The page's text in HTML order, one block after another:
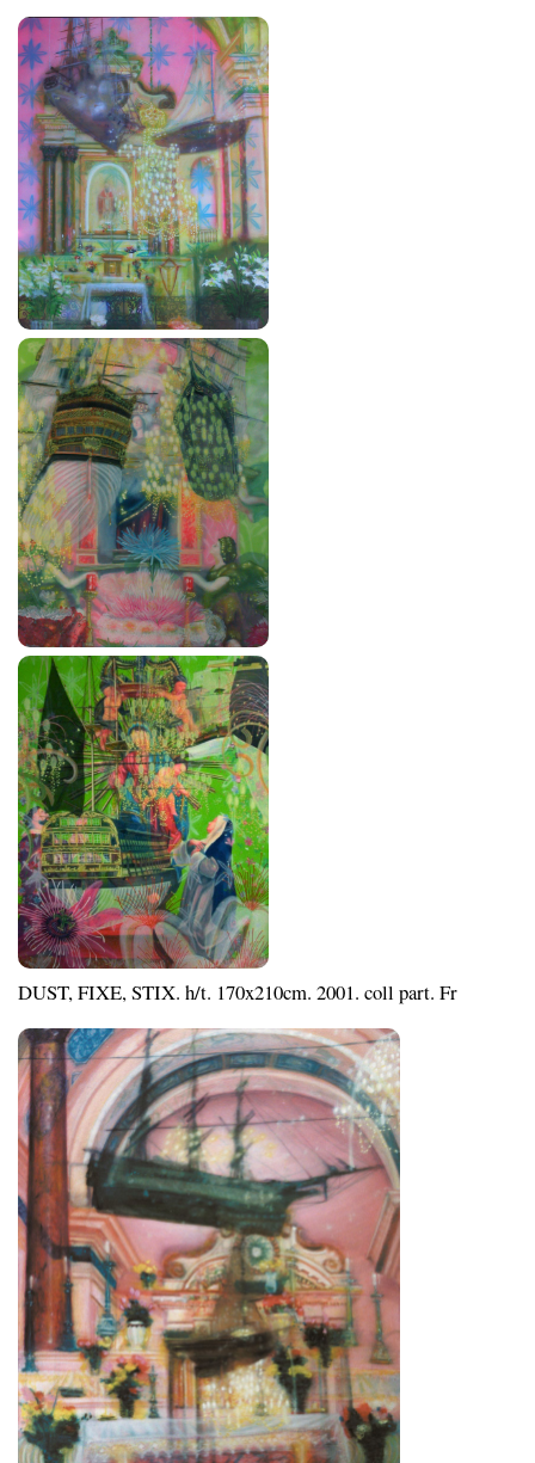
DUST, FIXE, STIX. h/t. 170x210cm. 2001. coll part. Fr